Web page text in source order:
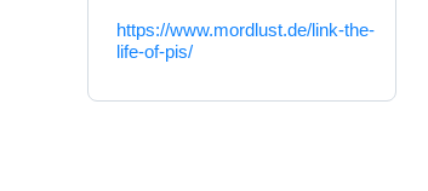
https://www.mordlust.de/link-the-
life-of-pis/